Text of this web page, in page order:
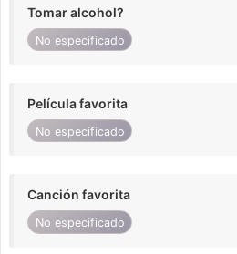
Tomar alcohol?
No especificado
Película favorita
No especificado
Canción favorita
No especificado